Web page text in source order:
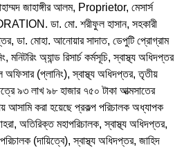
জাহাঙ্গীর আলম, Proprietor, মেসার্স
ডা. মো. শরীফুল হাসান, সহকারী
ডা. মোহা. আনোয়ার সাদাত, ডেপুটি প্রোগ্রাম
অ্যান্ড রিসার্চ কর্মসূচি, স্বাস্থ্য অধিদপ্তর
অফিসার (প্লানিং), স্বাস্থ্য অধিদপ্তর, তৃতীয়
৯৩ লাখ ৯৮ হাজার ৭৫০ টাকা আত্মসাতের
আসামি করা হয়েছে প্রকল্প পরিচালক অধ্যাপক
অতিরিক্ত মহাপরিচালক, স্বাস্থ্য অধিদপ্তর,
(দায়িত্বে), স্বাস্থ্য অধিদপ্তর, জাহিদ